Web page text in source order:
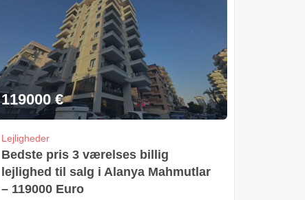
119000 €
Lejligheder
Bedste pris 3 værelses billig
lejlighed til salg i Alanya Mahmutlar
– 119000 Euro